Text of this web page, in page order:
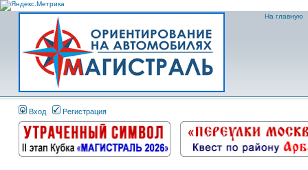
На главную
Вход Регистрация